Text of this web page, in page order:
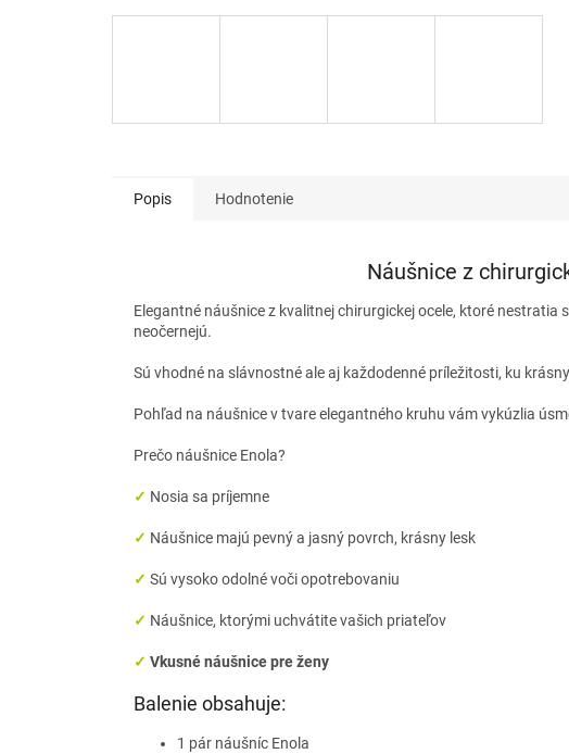
Popis Hodnotenie
Náušnice z
Elegantné náušnice z kvalitnej chirurgickej ocele, ktoré nestratia
neočernejú.
Sú vhodné na slávnostné ale aj každodenné príležitosti, ku
Pohľad na náušnice v tvare elegantného kruhu vám vykúzlia
Prečo náušnice Enola?
✓ Nosia sa príjemne
✓ Náušnice majú pevný a jasný povrch, krásny lesk
✓ Sú vysoko odolné voči opotrebovaniu
✓ Náušnice, ktorými uchvátite vašich priateľov
✓ Vkusné náušnice pre ženy
Balenie obsahuje:
1 pár náušníc Enola